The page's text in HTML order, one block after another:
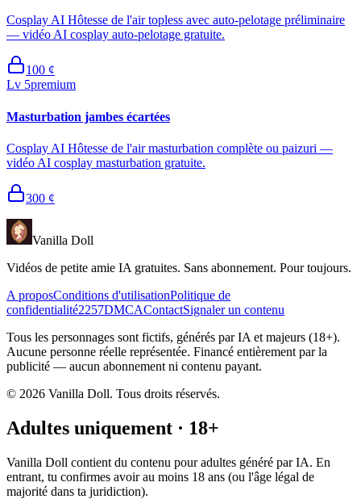
Cosplay AI Hôtesse de l'air topless avec auto-pelotage préliminaire
— vidéo AI cosplay auto-pelotage gratuite.
100 ¢
Lv 5premium
Masturbation jambes écartées
Cosplay AI Hôtesse de l'air masturbation complète ou paizuri —
vidéo AI cosplay masturbation gratuite.
300 ¢
Vanilla Doll
Vidéos de petite amie IA gratuites. Sans abonnement. Pour toujours.
A proposConditions d'utilisationPolitique de
confidentialité2257DMCAContactSignaler un contenu
Tous les personnages sont fictifs, générés par IA et majeurs (18+).
Aucune personne réelle représentée. Financé entièrement par la
publicité — aucun abonnement ni contenu payant.
© 2026 Vanilla Doll. Tous droits réservés.
Adultes uniquement · 18+
Vanilla Doll contient du contenu pour adultes généré par IA. En
entrant, tu confirmes avoir au moins 18 ans (ou l'âge légal de
majorité dans ta juridiction).